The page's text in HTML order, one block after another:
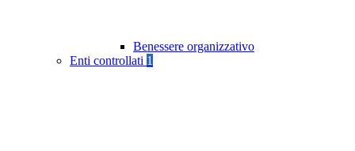
Benessere organizzativo
Enti controllati 1